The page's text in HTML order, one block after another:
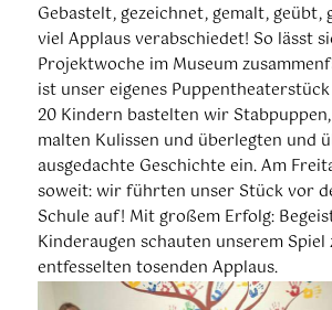
Gebastelt, gezeichnet, gemalt,
viel Applaus verabschiedet! So lässt
Projektwoche im Museum
ist unser eigenes
20 Kindern bastelten wir
malten Kulissen und überlegten und
ausgedachte Geschichte ein. Am
soweit: wir führten unser Stück vor
Schule auf! Mit großem Erfolg:
Kinderaugen schauten unserem
entfesselten tosenden Applaus.